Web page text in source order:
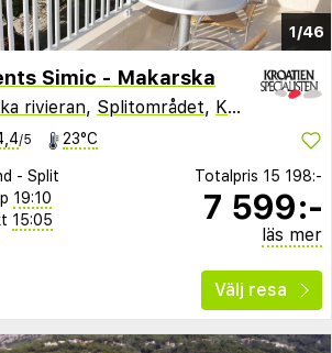
1/46
Simic - Makarska
rivieran, Splitområdet, Kroatien
/5 23°C
- Split
19:10
15:05
Totalpris 15 198:-
7 599:-
läs mer
Välj resa